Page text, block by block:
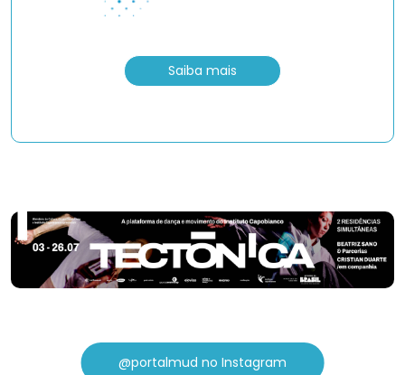
Saiba mais
@portalmud no Instagram